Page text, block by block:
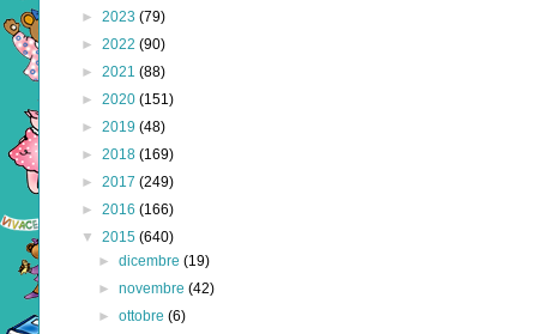
► 2023 (79)
► 2022 (90)
► 2021 (88)
► 2020 (151)
► 2019 (48)
► 2018 (169)
► 2017 (249)
► 2016 (166)
▼ 2015 (640)
►dicembre(19)
►novembre(42)
►ottobre(6)